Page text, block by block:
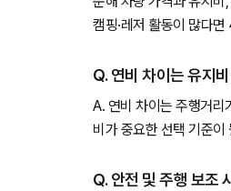
캠핑·레저 활동이 많다
Q. 연비 차이는 유지
A. 연비 차이는 주행거리
비가 중요한 선택 기준이
Q. 안전 및 주행 보조